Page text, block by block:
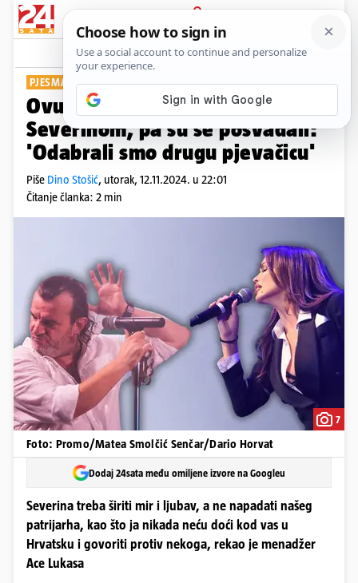
PRIJAVA
Show Komentari
PJESMA JE SAD HIT
Ovu pjesmu je Lukas snimio sa
Severinom, pa su se posvađali:
'Odabrali smo drugu pjevačicu'
Piše Dino Stošić, utorak, 12.11.2024. u 22:01
Čitanje članka: 2 min
7
Foto: Promo/Matea Smolčić Senčar/Dario Horvat
Dodaj 24sata među omiljene izvore na Googleu
Severina treba širiti mir i ljubav, a ne napadati našeg
patrijarha, kao što ja nikada neću doći kod vas u
Hrvatsku i govoriti protiv nekoga, rekao je menadžer
Ace Lukasa